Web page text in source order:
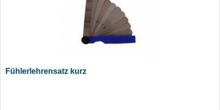
Fühlerlehrensatz kurz